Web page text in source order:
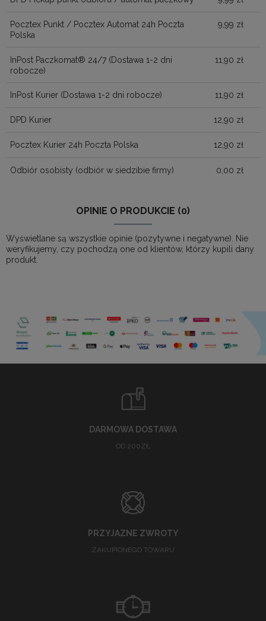
Pocztex Punkt / Pocztex Automat 24h Poczta
Polska
9,99 zł
InPost Paczkomat® 24/7 (Dostawa 1-2 dni
robocze)
11,90 zł
InPost Kurier (Dostawa 1-2 dni robocze) 11,90 zł
DPD Kurier 12,90 zł
Pocztex Kurier 24h Poczta Polska 12,90 zł
Odbiór osobisty (odbiór w siedzibie firmy) 0,00 zł
OPINIE O PRODUKCIE (0)
Wyświetlane są wszystkie opinie (pozytywne i negatywne). Nie
weryfikujemy, czy pochodzą one od klientów, którzy kupili dany
produkt.
DARMOWA DOSTAWA
OD 200ZŁ
PRZYJAZNE ZWROTY
ZAKUPIONEGO TOWARU